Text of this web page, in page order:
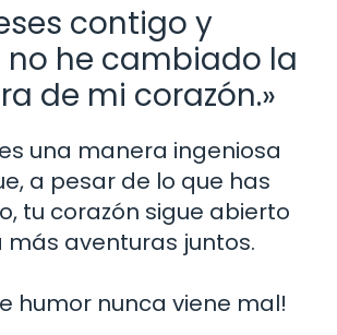
contigo y
he cambiado la
de mi corazón.»
una manera ingeniosa
a pesar de lo que has
tu corazón sigue abierto
más aventuras juntos.
humor nunca viene mal!